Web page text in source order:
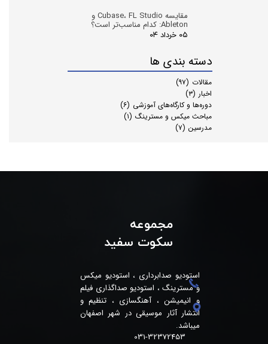
مقایسه Cubase، FL Studio و
Ableton: کدام مناسب‌تر است؟
۰۵ خرداد ۰۴
دسته بندی ها
مقالات (۹۷)
اخبار (۳)
دوره‌ها و کارگاه‌های آموزشی (۶)
مباحث میکس و مسترینگ (۱)
مدرسین (۷)
مجموعه
سکوت سفید
استودیو صدابرداری ، استودیو میکس
و مسترینگ ، استودیو صداگذاری فیلم
و انیمیشن ، آهنگسازی ، تنظیم و
انتشار آثار موسیقی در شهر اصفهان
میباشد.
031-32372453